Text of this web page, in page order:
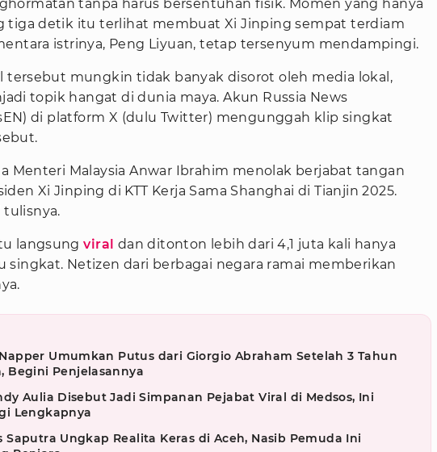
tanpa harus bersentuhan fisik. Momen yang hanya
tiga detik itu terlihat membuat Xi Jinping sempat terdiam
istrinya, Peng Liyuan, tetap tersenyum mendampingi.
tersebut mungkin tidak banyak disorot oleh media lokal,
topik hangat di dunia maya. Akun Russia News
di platform X (dulu Twitter) mengunggah klip singkat
Menteri Malaysia Anwar Ibrahim menolak berjabat tangan
Xi Jinping di KTT Kerja Sama Shanghai di Tianjin 2025.
tulisnya.
langsungviral dan ditonton lebih dari 4,1 juta kali hanya
singkat. Netizen dari berbagai negara ramai memberikan
Umumkan Putus dari Giorgio Abraham Setelah 3 Tahun
Begini Penjelasannya
Aulia Disebut Jadi Simpanan Pejabat Viral di Medsos, Ini
Lengkapnya
Saputra Ungkap Realita Keras di Aceh, Nasib Pemuda Ini